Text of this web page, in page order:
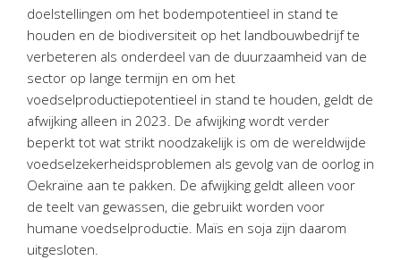
BaseCone – Facturen
Visionplanner – Rapportage
Klantenportaal – Online dossiers
Online Salaris – Salarissen
Nextens-Accorderen aangiften
doelstellingen om het bodempotentieel in stand te
houden en de biodiversiteit op het landbouwbedrijf te
verbeteren als onderdeel van de duurzaamheid van de
sector op lange termijn en om het
voedselproductiepotentieel in stand te houden, geldt de
afwijking alleen in 2023. De afwijking wordt verder
beperkt tot wat strikt noodzakelijk is om de wereldwijde
voedselzekerheidsproblemen als gevolg van de oorlog in
Oekraïne aan te pakken. De afwijking geldt alleen voor
de teelt van gewassen, die gebruikt worden voor
humane voedselproductie. Maïs en soja zijn daarom
uitgesloten.